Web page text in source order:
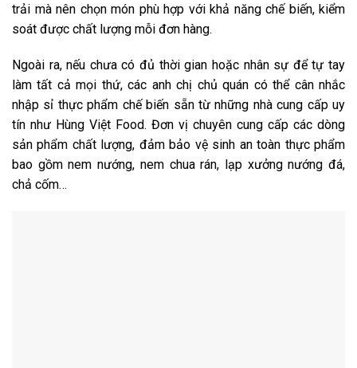
trải mà nên chọn món phù hợp với khả năng chế biến, kiểm
soát được chất lượng mỗi đơn hàng.
Ngoài ra, nếu chưa có đủ thời gian hoặc nhân sự để tự tay
làm tất cả mọi thứ, các anh chị chủ quán có thể cân nhắc
nhập sỉ thực phẩm chế biến sẵn từ những nhà cung cấp uy
tín như Hùng Việt Food. Đơn vị chuyên cung cấp các dòng
sản phẩm chất lượng, đảm bảo vệ sinh an toàn thực phẩm
bao gồm nem nướng, nem chua rán, lạp xưởng nướng đá,
chả cốm…